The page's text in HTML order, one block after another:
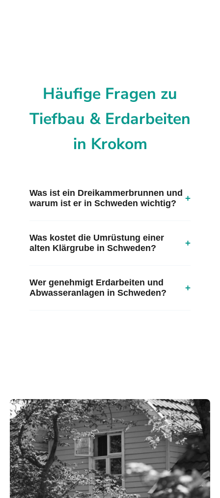
Häufige Fragen zu
Tiefbau & Erdarbeiten
in Krokom
Was ist ein Dreikammerbrunnen und
warum ist er in Schweden wichtig?
+
Was kostet die Umrüstung einer
alten Klärgrube in Schweden?
+
Wer genehmigt Erdarbeiten und
Abwasseranlagen in Schweden?
+